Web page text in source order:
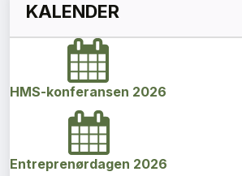
KALENDER
HMS-konferansen 2026
Entreprenørdagen 2026